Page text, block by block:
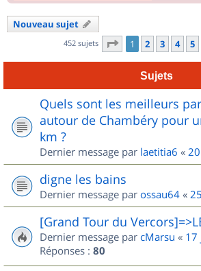
Nouveau sujet
452 sujets Page 1sur
1 2 3 4 5
Sujets
Quels sont les meilleurs
autour de Chambéry pour
km ?
Dernier message par laetitia6 «
digne les bains
Dernier message par ossau64 «
[Grand Tour du
Dernier message par cMarsu « 17
Réponses : 80